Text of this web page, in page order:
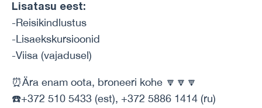
Lisatasu eest:
-Reisikindlustus
-Lisaekskursioonid
-Viisa (vajadusel)
⏰Ära enam oota, broneeri kohe 🔽🔽🔽
☎️+372 510 5433 (est), +372 5886 1414 (ru)